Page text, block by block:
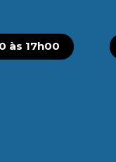
às 17h00